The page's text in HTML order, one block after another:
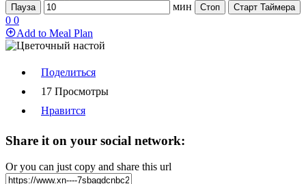
Пауза мин Стоп Старт Таймера
0 0
Add to Meal Plan
Поделиться
17 Просмотры
Нравится
Share it on your social network:
Or you can just copy and share this url